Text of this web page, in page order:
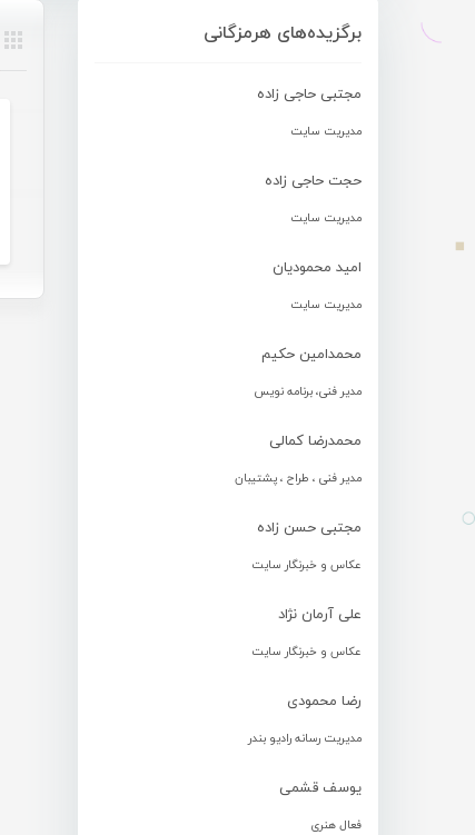
برگزیده‌های هرمزگانی
مجتبی حاجی زاده
مدیریت سایت
حجت حاجی زاده
مدیریت سایت
امید محمودیان
مدیریت سایت
محمدامین حکیم
مدیر فنی، برنامه نویس
محمدرضا کمالی
مدیر فنی ، طراح ، پشتیبان
مجتبی حسن زاده
عکاس و خبرنگار سایت
علی آرمان نژاد
عکاس و خبرنگار سایت
رضا محمودی
مدیریت رسانه رادیو بندر
یوسف قشمی
فعال هنری